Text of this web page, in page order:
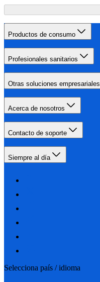
Productos de consumo
Profesionales sanitarios
Otras soluciones empresariales
Acerca de nosotros
Contacto de soporte
Siempre al día
Selecciona país / idioma